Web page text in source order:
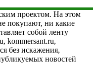
проектом. На этом
покупают, ни какие
собой ленту
kommersant.ru,
без искажения,
новостей